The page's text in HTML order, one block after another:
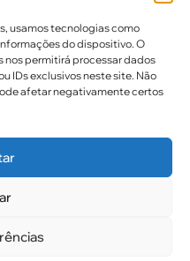
usamos tecnologias como
do dispositivo. O
permitirá processar dados
IDs exclusivos neste site. Não
afetar negativamente certos